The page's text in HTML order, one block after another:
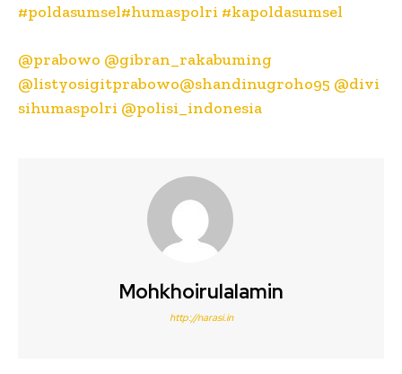
#poldasumsel#humaspolri #kapoldasumsel
@prabowo @gibran_rakabuming
@listyosigitprabowo@shandinugroho95 @divi
sihumaspolri @polisi_indonesia
Mohkhoirulalamin
http://narasi.in